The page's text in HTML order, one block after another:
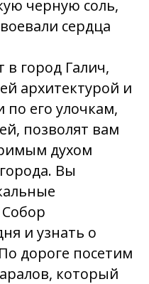
черную соль,
сердца
город Галич,
архитектурой и
по его улочкам,
позволят вам
духом
Вы
и узнать о
дороге посетим
который